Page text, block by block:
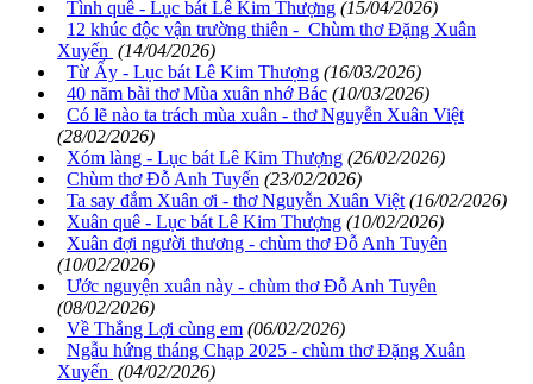
Tình quê - Lục bát Lê Kim Thượng (15/04/2026)
12 khúc độc vận trường thiên - Chùm thơ Đặng Xuân
Xuyến (14/04/2026)
Từ Ấy - Lục bát Lê Kim Thượng (16/03/2026)
40 năm bài thơ Mùa xuân nhớ Bác (10/03/2026)
Có lẽ nào ta trách mùa xuân - thơ Nguyễn Xuân Việt
(28/02/2026)
Xóm làng - Lục bát Lê Kim Thượng (26/02/2026)
Chùm thơ Đỗ Anh Tuyến (23/02/2026)
Ta say đắm Xuân ơi - thơ Nguyễn Xuân Việt (16/02/2026)
Xuân quê - Lục bát Lê Kim Thượng (10/02/2026)
Xuân đợi người thương - chùm thơ Đỗ Anh Tuyên
(10/02/2026)
Ước nguyện xuân này - chùm thơ Đỗ Anh Tuyên
(08/02/2026)
Về Thắng Lợi cùng em (06/02/2026)
Ngẫu hứng tháng Chạp 2025 - chùm thơ Đặng Xuân
Xuyến (04/02/2026)